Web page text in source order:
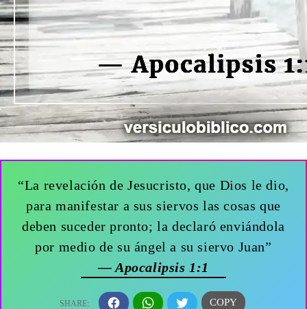
“La revelación de Jesucristo, que Dios le dio,
para manifestar a sus siervos las cosas que
deben suceder pronto; la declaró enviándola
por medio de su ángel a su siervo Juan”
— Apocalipsis 1:1